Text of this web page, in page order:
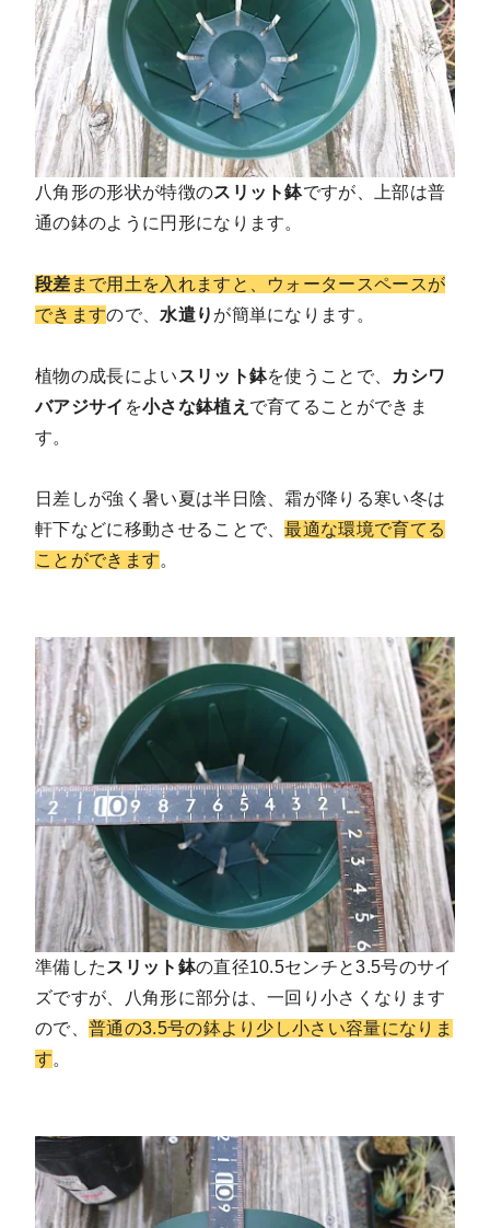
八角形の形状が特徴のスリット鉢ですが、上部は普
通の鉢のように円形になります。
段差 まで用土を入れますと、ウォータースペースが
できますので、 水遣り が簡単になります。
植物の成長によい スリット鉢を使うことで、 カシワ
バアジサイ を小さな鉢植え で育てることができま
す。
日差しが強く暑い夏は半日陰、霜が降りる寒い冬は
軒下などに移動させることで、最適な環境で育てる
ことができます。
準備した スリット鉢の直径10.5センチと3.5号のサイ
ズですが、八角形に部分は、一回り小さくなります
ので、 普通の3.5号の鉢より少し小さい容量になりま
す。